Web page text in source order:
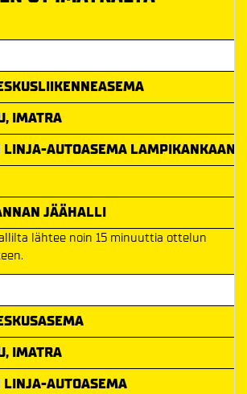
IMATRA
LINJA-AUTOASEMA LAMPIKANKAAN
JÄÄHALLI
lähtee noin 15 minuuttia ottelun
IMATRA
LINJA-AUTOASEMA